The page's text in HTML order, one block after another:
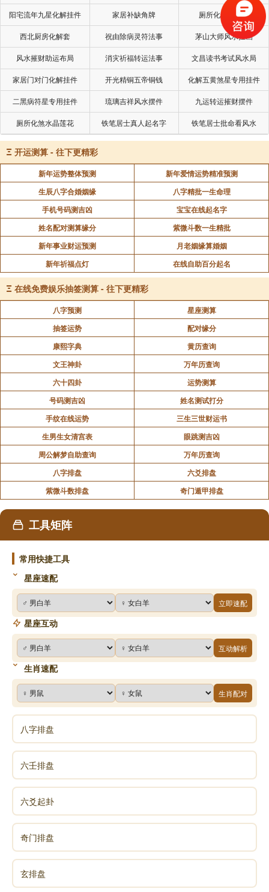
财运方面需要关注的方向和提升策略。通过合理的配饰
选择和把握关键年份的运势变化，属兔人可以更好地规
划自己的财运发展，实现事业和财富的双丰收。
声明：部分内容来于网络，如有侵权，请联系我们删除！以上内容，并
不代表易德轩观点。
阳宅流年九星化解挂件 家居补缺角牌 厕所化秽气煞套
西北厨房化解套 祝由除病灵符法事 茅山大师风水挂画
风水摧财助运布局 消灾祈福转运法事 文昌读书考试风水局
家居门对门化解挂件 开光精铜五帝铜钱 化解五黄煞星专用挂件
二黑病符星专用挂件 琉璃吉祥风水摆件 九运转运摧财摆件
厕所化煞水晶莲花 铁笔居士真人起名字 铁笔居士批命看风水
Ξ 开运测算 - 往下更精彩
新年运势整体预测
新年爱情运势精准预测
生辰八字合婚姻缘
八字精批一生命理
手机号码测吉凶
宝宝在线起名字
姓名配对测算缘分
紫微斗数一生精批
新年事业财运预测
月老姻缘算婚姻
新年祈福点灯
在线自助百分起名
Ξ 在线免费娱乐抽签测算 - 往下更精彩
八字预测
星座测算
抽签运势
配对缘分
康熙字典
黄历查询
文王神卦
万年历查询
六十四卦
运势测算
号码测吉凶
姓名测试打分
手纹在线运势
三生三世财运书
生男生女清宫表
眼跳测吉凶
周公解梦自助查询
万年历查询
八字排盘
六爻排盘
紫微斗数排盘
奇门遁甲排盘
工具矩阵
常用快捷工具
星座速配
立即速配
星座互动
互动解析
生肖速配
生肖配对
八字排盘
六壬排盘
六爻起卦
奇门排盘
玄排盘